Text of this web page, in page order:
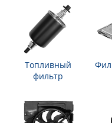
Топливный
фильтр